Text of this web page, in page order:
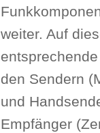
weiter. Auf
den Sendern
und
Empfänger